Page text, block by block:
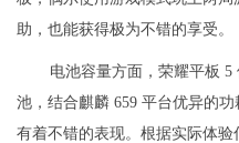
助，也能获得极为不错的享受。
电池容量方面，荣耀平板 5
池，结合麒麟 659 平台优异的
有着不错的表现。根据实际体